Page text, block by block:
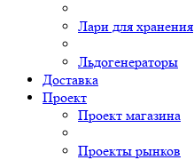
Лари для хранения
Льдогенераторы
Доставка
Проект
Проект магазина
Проекты рынков